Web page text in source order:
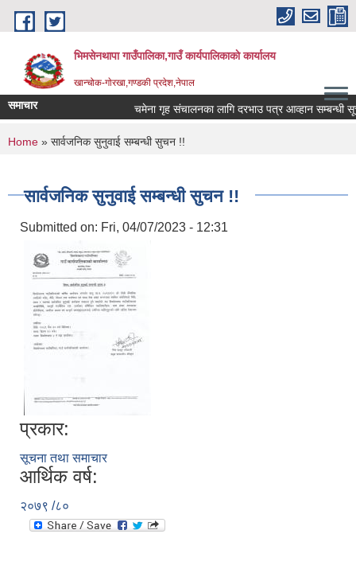
Skip to main content
भिमसेनथापा गाउँपालिका,गाउँ कार्यपालिकाकाे कार्यालय
खान्चोक-गाेरखा,गण्डकी प्रदेश,नेपाल
समाचार चमेना गृह संचालनका लागि दरभाउ पत्र आव्हान सम्बन्धी
You are here
Home » सार्वजनिक सुनुवाई सम्बन्धी सुचन !!
सार्वजनिक सुनुवाई सम्बन्धी सुचन !!
Submitted on: Fri, 04/07/2023 - 12:31
प्रकार:
सूचना तथा समाचार
आर्थिक वर्ष:
२०७९ /८०